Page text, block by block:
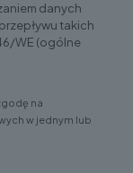
danych
takich
WE (ogólne
na
w jednym lub